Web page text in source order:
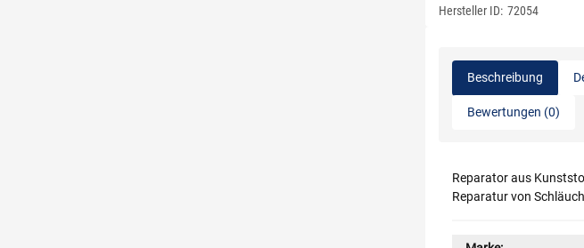
Hersteller ID: 72054
Beschreibung
Bewertungen (0)
Reparator aus
Reparatur von